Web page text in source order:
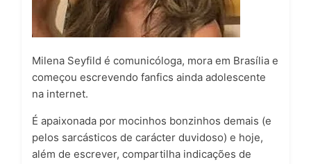
Milena Seyfild é comunicóloga, mora em Brasília e
começou escrevendo fanfics ainda adolescente
na internet.
É apaixonada por mocinhos bonzinhos demais (e
pelos sarcásticos de carácter duvidoso) e hoje,
além de escrever, compartilha indicações de